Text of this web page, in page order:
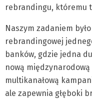
rebrandingu, któremu
Naszym zadaniem
rebrandingowej
banków, gdzie jedna
nową
multikanałową
ale zapewnia głęboki